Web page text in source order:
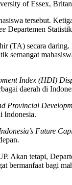
of Essex,
tersebut.
Departemen
(TA) secara
semangat
Index (HDI)
daerah di
Provincial
Indonesia.
Future
Akan tetapi,
bermanfaat bagi